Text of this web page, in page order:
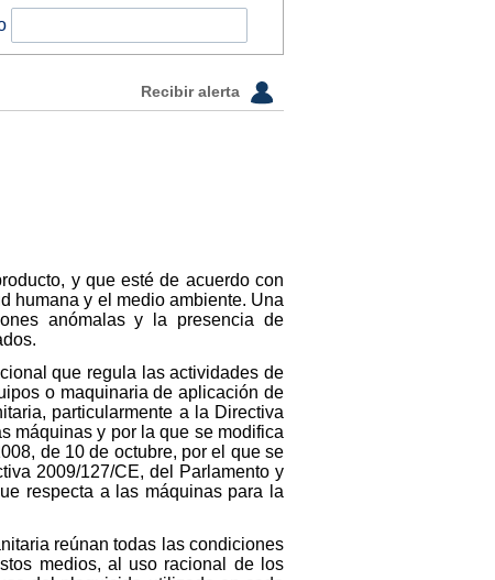
Recibir alerta
y que esté de acuerdo con
humana y el medio ambiente. Una
anómalas y la presencia de
que regula las actividades de
o maquinaria de aplicación de
particularmente a la Directiva
máquinas y por la que se modifica
de 10 de octubre, por el que se
2009/127/CE, del Parlamento y
respecta a las máquinas para la
reúnan todas las condiciones
medios, al uso racional de los